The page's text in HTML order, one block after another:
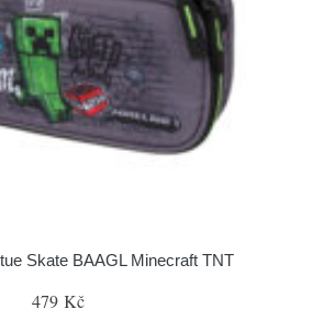
Skate BAAGL Minecraft TNT
479 Kč